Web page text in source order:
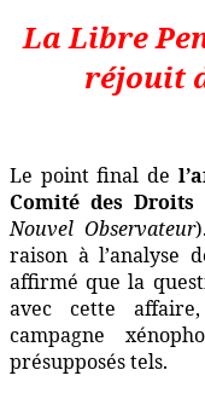
La Libre
réjouit
Le point final de
Comité des Droits
Nouvel Observateur
raison à l’analyse
affirmé que la
avec cette
campagne
présupposés tels.